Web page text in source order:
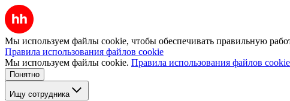
Мы используем файлы cookie, чтобы обеспечивать правильную
Правила использования файлов cookie
Мы используем файлы cookie. Правила использования файлов cookie
Понятно
Ищу сотрудника